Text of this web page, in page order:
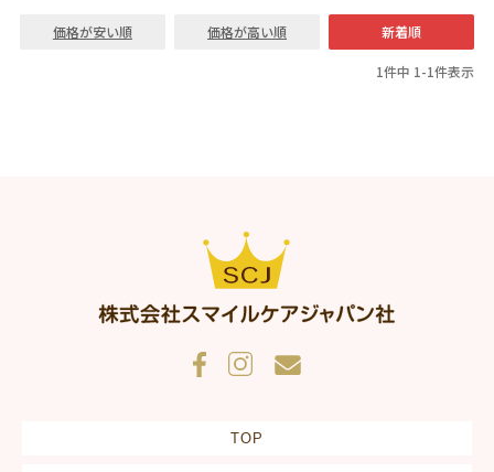
価格が安い順 価格が高い順 新着順
1件中 1-1件表示
TOP